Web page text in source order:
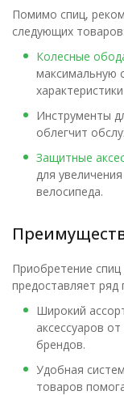
Помимо спиц,
следующих товаров:
Колесные
максимальную
Инструменты
облегчит
Защитные
для
велосипеда.
Приобретение
предоставляет ряд
Широкий
аксессуаров
брендов.
Удобная
товаров